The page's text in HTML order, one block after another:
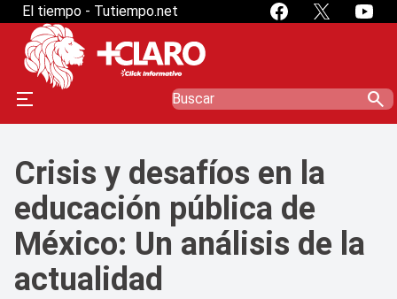
El tiempo - Tutiempo.net
search
Crisis y desafíos en la
educación pública de
México: Un análisis de la
actualidad